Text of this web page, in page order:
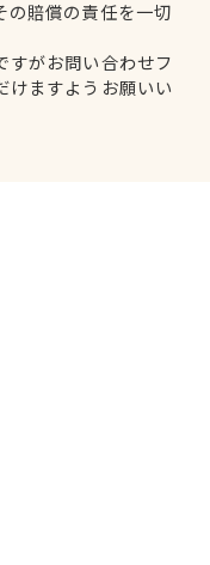
の賠償の責任を一切
すがお問い合わせフ
けますようお願いい